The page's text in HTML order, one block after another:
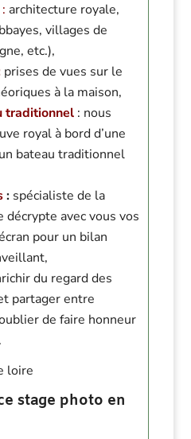
architecture royale,
villages de
etc.),
prises de vues sur le
à la maison,
traditionnel : nous
royal à bord d’une
bateau traditionnel
:spécialiste de la
décrypte avec vous vos
pour un bilan
du regard des
partager entre
de faire honneur
stage photo en